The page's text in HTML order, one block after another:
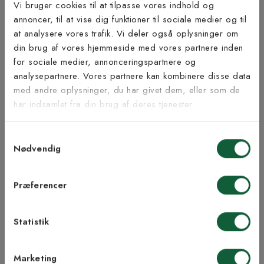
Vi bruger cookies til at tilpasse vores indhold og
annoncer, til at vise dig funktioner til sociale medier og til
at analysere vores trafik. Vi deler også oplysninger om
din brug af vores hjemmeside med vores partnere inden
for sociale medier, annonceringspartnere og
analysepartnere. Vores partnere kan kombinere disse data
med andre oplysninger, du har givet dem, eller som de
har indsamlet fra din brug af deres tjenester.
Nødvendig
Præferencer
Statistik
Marketing
Bæredygtighed
Inspiration fra @kilandsofficial
Tilmeld dig vores
nyhedsbrev
Vær blandt de første til at modtage vores tilbud,
tips og nyheder.
modtage nyhedsbreve fra Kilands